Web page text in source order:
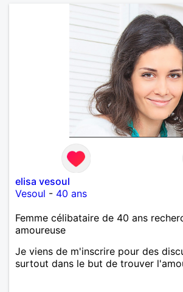
elisa vesoul
Vesoul - 40 ans
Femme célibataire de 40 ans
amoureuse
Je viens de m'inscrire pour des
surtout dans le but de trouver